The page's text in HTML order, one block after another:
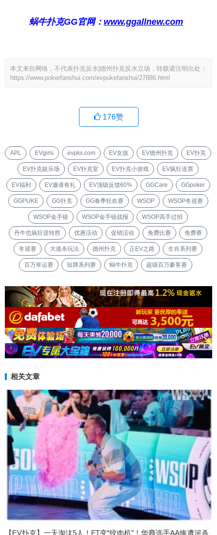
蜗牛扑克GG官网： www.ggallnew.com
本文来自网络，不代表扑克反水|德州扑克反水立场，转载请注明出处：
https://www.pokerfanshui.com/evpukefanshui/27886.html
176赞
APL EVgirls evpks.com EV女孩 EV德州扑克 EV扑克
EV扑克娱乐场 EV扑克室 EV扑克小游戏 EV疯狂送票
EV福利 EV邀请有礼 EV顶级反馈60% GGCare GGpoker
GGPUKE GG扑克 GG春季狂欢赛 WSOP WSOP冬巡赛
WSOP金手链 WSOP金手链战报 WSOP高手过招
丹牛也疯狂逆转胜 优惠活动 促销活动 免费比赛 免费赛
冬巡赛 大逃杀玩法 德州扑克 正EV之路 生肖系列赛
百万幸运赛 短牌系列赛 蜗牛扑克 超级百万豪客赛
相关文章
【EV扑克】一天淘汰5人！FT变“绞肉机”！华裔选手AA惨遭河杀